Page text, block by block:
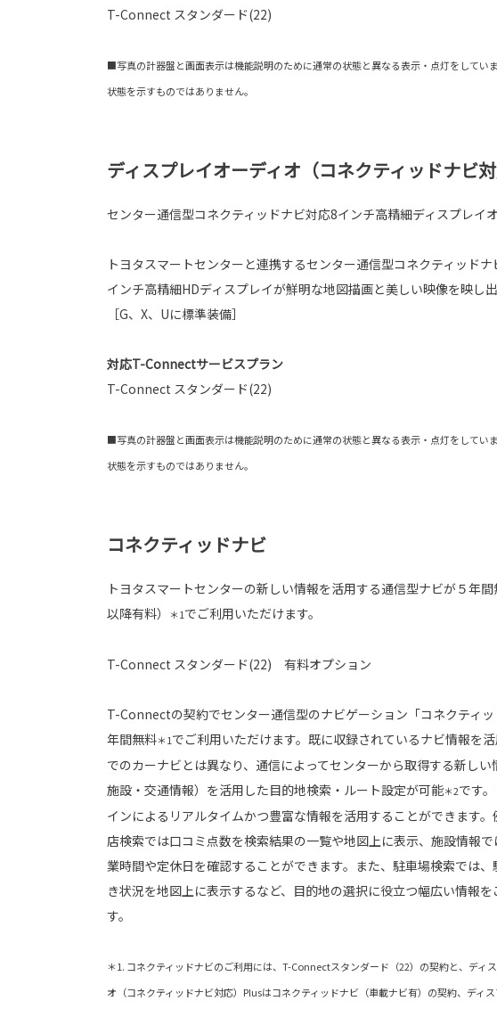
T-Connect スタンダード(22)
■写真の計器盤と画面表示は機能説明のために通常の状態と異なる表示・点灯をしてい
状態を示すものではありません。
ディスプレイオーディオ（コネクティッドナビ対
センター通信型コネクティッドナビ対応8インチ高精細ディスプレイオ
トヨタスマートセンターと連携するセンター通信型コネクティッド
インチ高精細HDディスプレイが鮮明な地図描画と美しい映像を映し出
［G、X、Uに標準装備］
対応T-Connectサービスプラン
T-Connect スタンダード(22)
■写真の計器盤と画面表示は機能説明のために通常の状態と異なる表示・点灯をしてい
状態を示すものではありません。
コネクティッドナビ
トヨタスマートセンターの新しい情報を活用する通信型ナビが５年
以降有料）
＊1でご利用いただけます。
T-Connect スタンダード(22) 有料オプション
T-Connectの契約でセンター通信型のナビゲーション「コネクティ
年間無料＊1でご利用いただけます。既に収録されているナビ情報を
でのカーナビとは異なり、通信によってセンターから取得する新しい
施設・交通情報）を活用した目的地検索・ルート設定が可能＊2です
インによるリアルタイムかつ豊富な情報を活用することができます。
店検索では口コミ点数を検索結果の一覧や地図上に表示、施設情報
業時間や定休日を確認することができます。また、駐車場検索では、
き状況を地図上に表示するなど、目的地の選択に役立つ幅広い情報を
す。
＊1. コネクティッドナビのご利用には、T-Connectスタンダード（22）の契約と、ディ
オ（コネクティッドナビ対応）Plusはコネクティッドナビ（車載ナビ有）の契約、ディ